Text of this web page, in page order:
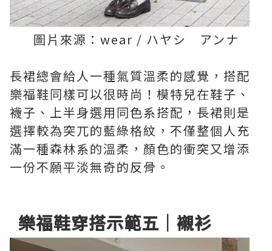
圖片來源：wear / ハヤシ アンナ
長裙總會給人一種氣質溫柔的感覺，搭配
樂福鞋同樣可以很時尚！模特兒在鞋子、
襪子、上半身選用同色系搭配，長裙則是
選擇較為突兀的藍綠格紋，不僅整個人充
滿一種森林系的溫柔，顏色的衝突又增添
一份不願平淡無奇的反骨。
樂福鞋穿搭示範五｜襯衫